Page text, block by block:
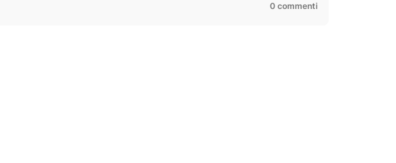
0 commenti